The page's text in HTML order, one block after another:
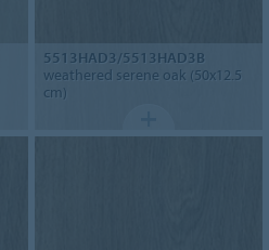
5513HAD3/5513HAD3B
weathered serene oak (50x12.5
cm)